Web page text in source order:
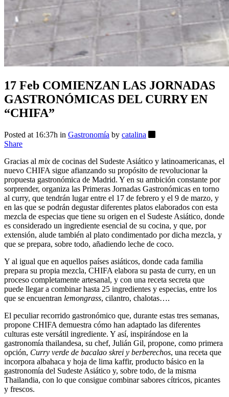
17 Feb COMIENZAN LAS JORNADAS
GASTRONÓMICAS DEL CURRY EN
“CHIFA”
Posted at 16:37h in Gastronomía by catalina
Share
Gracias al mix de cocinas del Sudeste Asiático y latinoamericanas, el
nuevo CHIFA sigue afianzando su propósito de revolucionar la
propuesta gastronómica de Madrid. Y en su ambición constante por
sorprender, organiza las Primeras Jornadas Gastronómicas en torno
al curry, que tendrán lugar entre el 17 de febrero y el 9 de marzo, y
en las que se podrán degustar diferentes platos elaborados con esta
mezcla de especias que tiene su origen en el Sudeste Asiático, donde
es considerado un ingrediente esencial de su cocina, y que, por
extensión, alude también al plato condimentado por dicha mezcla, y
que se prepara, sobre todo, añadiendo leche de coco.
Y al igual que en aquellos países asiáticos, donde cada familia
prepara su propia mezcla, CHIFA elabora su pasta de curry, en un
proceso completamente artesanal, y con una receta secreta que
puede llegar a combinar hasta 25 ingredientes y especias, entre los
que se encuentran lemongrass, cilantro, chalotas….
El peculiar recorrido gastronómico que, durante estas tres semanas,
propone CHIFA demuestra cómo han adaptado las diferentes
culturas este versátil ingrediente. Y así, inspirándose en la
gastronomía thailandesa, su chef, Julián Gil, propone, como primera
opción, Curry verde de bacalao skrei y berberechos, una receta que
incorpora albahaca y hoja de lima kaffir, producto básico en la
gastronomía del Sudeste Asiático y, sobre todo, de la misma
Thailandia, con lo que consigue combinar sabores cítricos, picantes
y frescos.